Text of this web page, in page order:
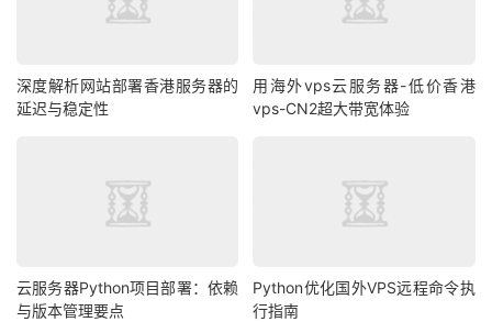
深度解析网站部署香港服务器的
延迟与稳定性
用海外vps云服务器-低价香港
vps-CN2超大带宽体验
云服务器Python项目部署：依赖
与版本管理要点
Python优化国外VPS远程命令执
行指南